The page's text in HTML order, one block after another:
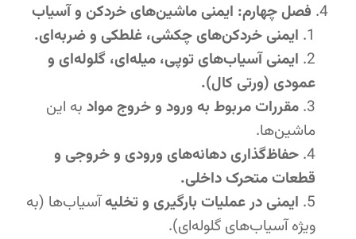
فصل چهارم: ایمنی ماشین‌های خردکن و آسیاب
ایمنی خردکن‌های چکشی، غلطکی و ضربه‌ای.
ایمنی آسیاب‌های توپی، میله‌ای، گلوله‌ای و
عمودی (ورتی کال).
مقررات مربوط به ورود و خروج مواد به این
ماشین‌ها.
حفاظ‌گذاری دهانه‌های ورودی و خروجی و
قطعات متحرک داخلی.
ایمنی در عملیات بارگیری و تخلیهآسیاب‌ها (به
ویژه آسیاب‌های گلوله‌ای).